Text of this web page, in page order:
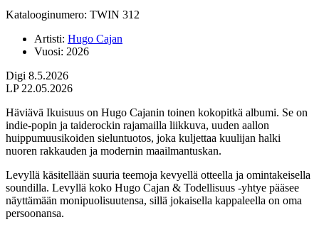
Katalooginumero: TWIN 312
Artisti: Hugo Cajan
Vuosi: 2026
Digi 8.5.2026
LP 22.05.2026
Häviävä Ikuisuus on Hugo Cajanin toinen kokopitkä albumi. Se on
indie-popin ja taiderockin rajamailla liikkuva, uuden aallon
huippumuusikoiden sieluntuotos, joka kuljettaa kuulijan halki
nuoren rakkauden ja modernin maailmantuskan.
Levyllä käsitellään suuria teemoja kevyellä otteella ja omintakeisella
soundilla. Levyllä koko Hugo Cajan & Todellisuus -yhtye pääsee
näyttämään monipuolisuutensa, sillä jokaisella kappaleella on oma
persoonansa.